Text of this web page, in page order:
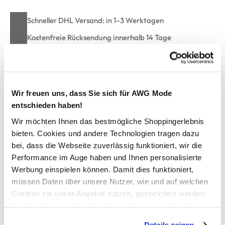
Wir freuen uns, dass Sie sich für AWG Mode
entschieden haben!
Wir möchten Ihnen das bestmögliche Shoppingerlebnis
bieten. Cookies und andere Technologien tragen dazu
bei, dass die Webseite zuverlässig funktioniert, wir die
Performance im Auge haben und Ihnen personalisierte
Werbung einspielen können. Damit dies funktioniert,
müssen Daten über unsere Nutzer, wie und auf welchen
Geräten sie unser Angebot nutzen, gespeichert werden.
Schneller DHL Versand: in 1–3 Werktagen
Kostenfreie Rücksendung innerhalb 14 Tage
Kostenlose Filiallieferung in Ihre Wunschfiliale
Zur Wunschliste hinzufügen
Herren T-Shirt unifarben
Bequemes T-Shirt von s.Oliver
Runder Ausschnitt und kurze Ärmel
Gerade, lockere Passform
Leichte Webstruktur verleihen dem Shirt eine melierte Optik